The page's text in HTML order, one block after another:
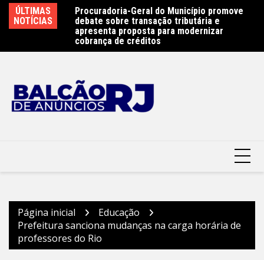
para
ÚLTIMAS
NOTÍCIAS
450 atletas na
sábado (8) –
Procuradoria-Geral do Município promove
debate sobre transação tributária e
apresenta proposta para modernizar
cobrança de créditos
Página inicial
Educação
Prefeitura sanciona mudanças na carga horária de
professores do Rio